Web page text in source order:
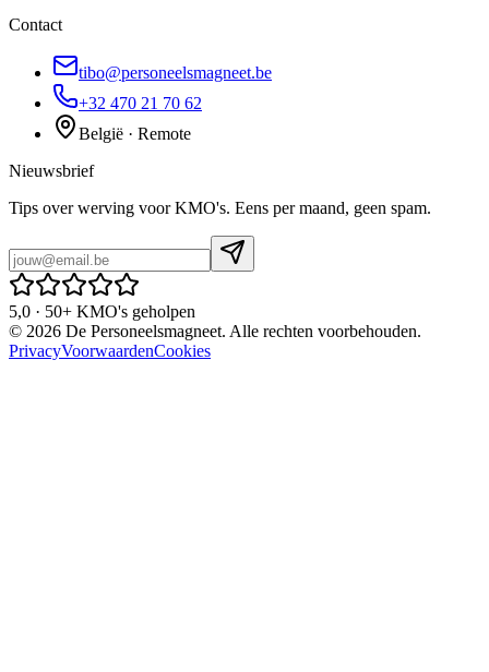
Contact
tibo@personeelsmagneet.be
+32 470 21 70 62
België · Remote
Nieuwsbrief
Tips over werving voor KMO's. Eens per maand, geen spam.
5,0 · 50+ KMO's geholpen
© 2026 De Personeelsmagneet. Alle rechten voorbehouden.
PrivacyVoorwaardenCookies